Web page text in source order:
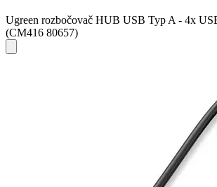
Ugreen rozbočovač HUB USB Typ A - 4x
(CM416 80657)